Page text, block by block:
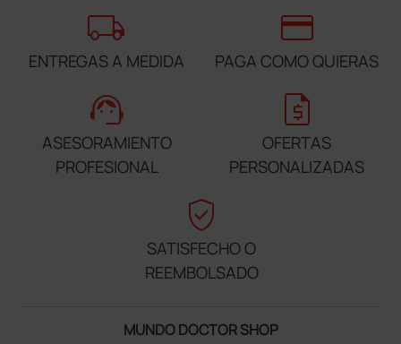
local_shipping
ENTREGAS A MEDIDA
credit_card
PAGA COMO QUIERAS
support_agent
ASESORAMIENTO
PROFESIONAL
request_quote
OFERTAS
PERSONALIZADAS
verified_user
SATISFECHO O
REEMBOLSADO
MUNDO DOCTOR SHOP